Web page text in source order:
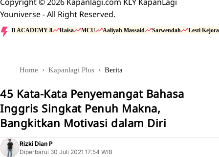
Youniverse - All Right Reserved.
D ACADEMY 8 Raisa MCU Aaliyah Massaid Sarwendah Lesti Kejora
Home Kapanlagi Plus Berita
45 Kata-Kata Penyemangat Bahasa
Inggris Singkat Penuh Makna,
Bangkitkan Motivasi dalam Diri
Rizki Dian P
Diperbarui 30 Juli 2021 17:54 WIB